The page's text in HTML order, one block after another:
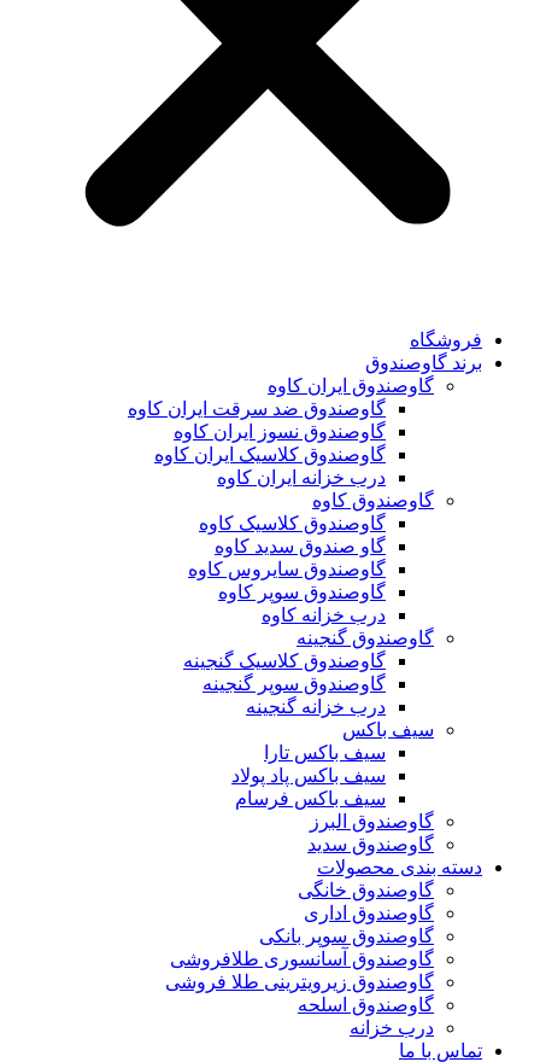
فروشگاه
برند گاوصندوق
گاوصندوق ایران کاوه
گاوصندوق ضد سرقت ایران کاوه
گاوصندوق نسوز ایران کاوه
گاوصندوق کلاسیک ایران کاوه
درب خزانه ایران کاوه
گاوصندوق کاوه
گاوصندوق کلاسیک کاوه
گاو صندوق سدید کاوه
گاوصندوق سایروس کاوه
گاوصندوق سوپر کاوه
درب خزانه کاوه
گاوصندوق گنجینه
گاوصندوق کلاسیک گنجینه
گاوصندوق سوپر گنجینه
درب خزانه گنجینه
سیف باکس
سیف باکس تارا
سیف باکس پاد پولاد
سیف باکس فرسام
گاوصندوق البرز
گاوصندوق سدید
دسته بندی محصولات
گاوصندوق خانگی
گاوصندوق اداری
گاوصندوق سوپر بانکی
گاوصندوق آسانسوری طلافروشی
گاوصندوق زیرویترینی طلا فروشی
گاوصندوق اسلحه
درب خزانه
تماس با ما